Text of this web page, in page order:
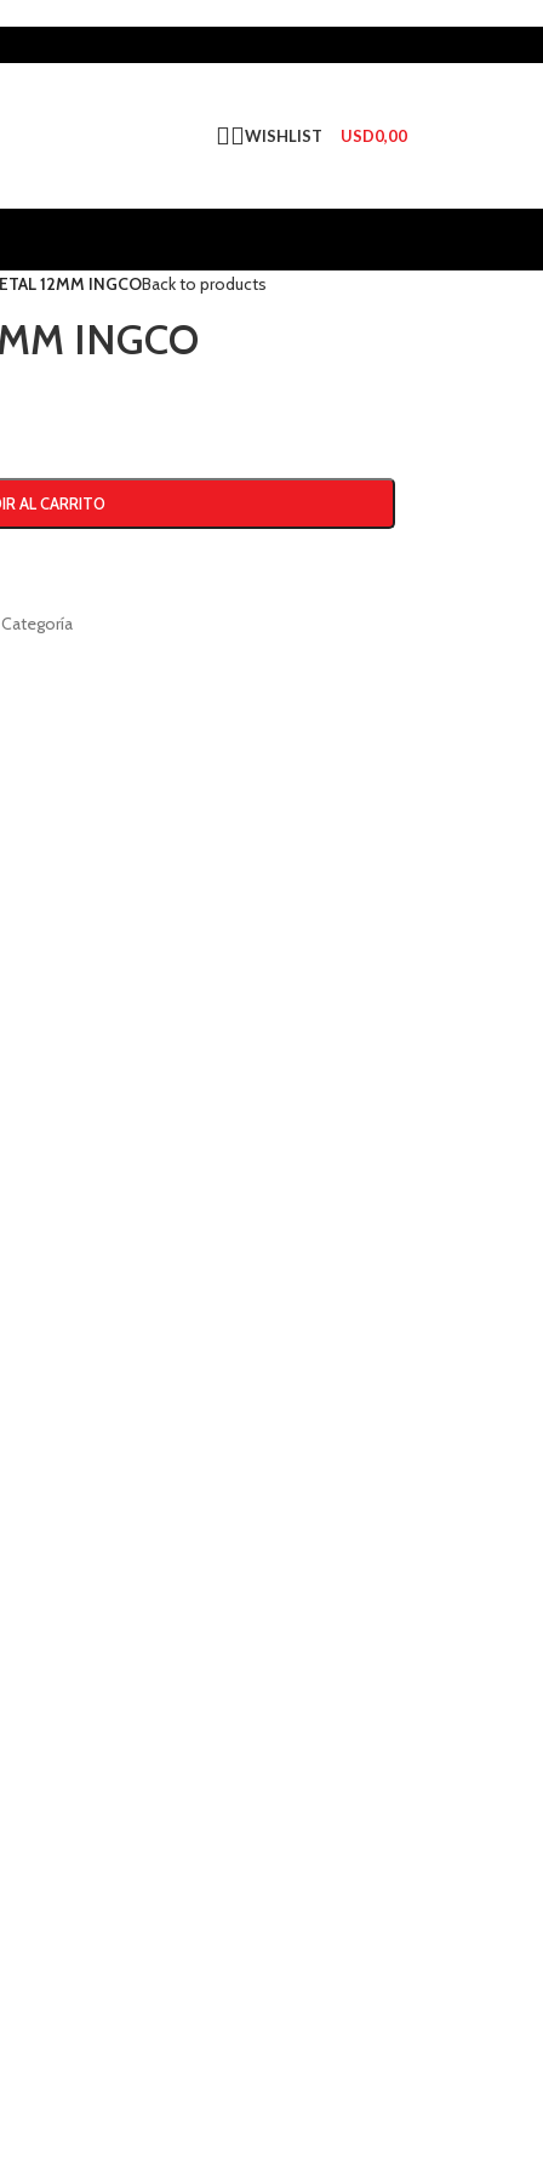
WISHLIST USD0,00
12MM INGCOBack to products
INGCO
AL CARRITO